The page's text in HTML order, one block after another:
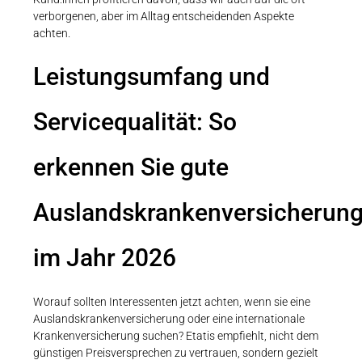
verborgenen, aber im Alltag entscheidenden Aspekte
achten.
Leistungsumfang und
Servicequalität: So
erkennen Sie gute
im Jahr 2026
Worauf sollten Interessenten jetzt achten, wenn sie eine
Auslandskrankenversicherung oder eine internationale
Krankenversicherung suchen? Etatis empfiehlt, nicht dem
günstigen Preisversprechen zu vertrauen, sondern gezielt